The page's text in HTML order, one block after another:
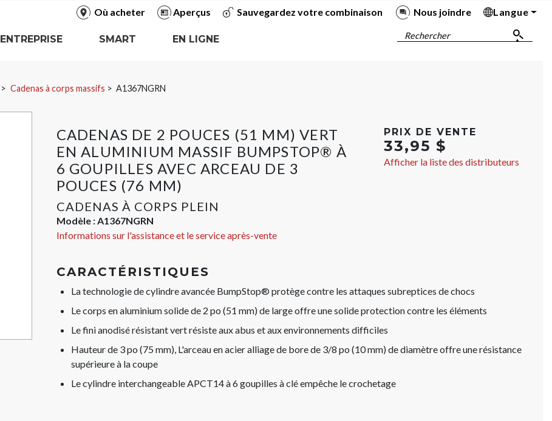
Où acheter Aperçus Sauvegardez votre combinaison Nous joindre
Langue
Rechercher
ENTREPRISE
SMART
EN LIGNE
Cadenas à corps massifs A1367NGRN
CADENAS DE 2 POUCES (51 MM) VERT
EN ALUMINIUM MASSIF BUMPSTOP® À
6 GOUPILLES AVEC ARCEAU DE 3
POUCES (76 MM)
CADENAS À CORPS PLEIN
Modèle :A1367NGRN
Informations sur l'assistance et le service après-vente
PRIX DE VENTE
33,95 $
Afficher la liste des distributeurs
CARACTÉRISTIQUES
La technologie de cylindre avancée BumpStop® protège contre les attaques subreptices de chocs
Le corps en aluminium solide de 2 po (51 mm) de large offre une solide protection contre les éléments
Le fini anodisé résistant vert résiste aux abus et aux environnements difficiles
Hauteur de 3 po (75 mm), L'arceau en acier alliage de bore de 3/8 po (10 mm) de diamètre offre une résistance
supérieure à la coupe
Le cylindre interchangeable APCT14 à 6 goupilles à clé empêche le crochetage